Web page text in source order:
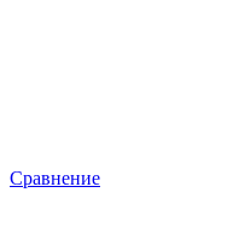
Сравнение